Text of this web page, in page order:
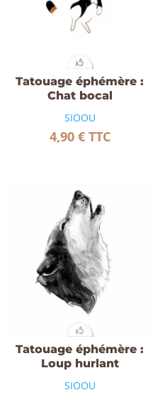
Tatouage éphémère :
Chat bocal
SIOOU
4,90 € TTC
Tatouage éphémère :
Loup hurlant
SIOOU